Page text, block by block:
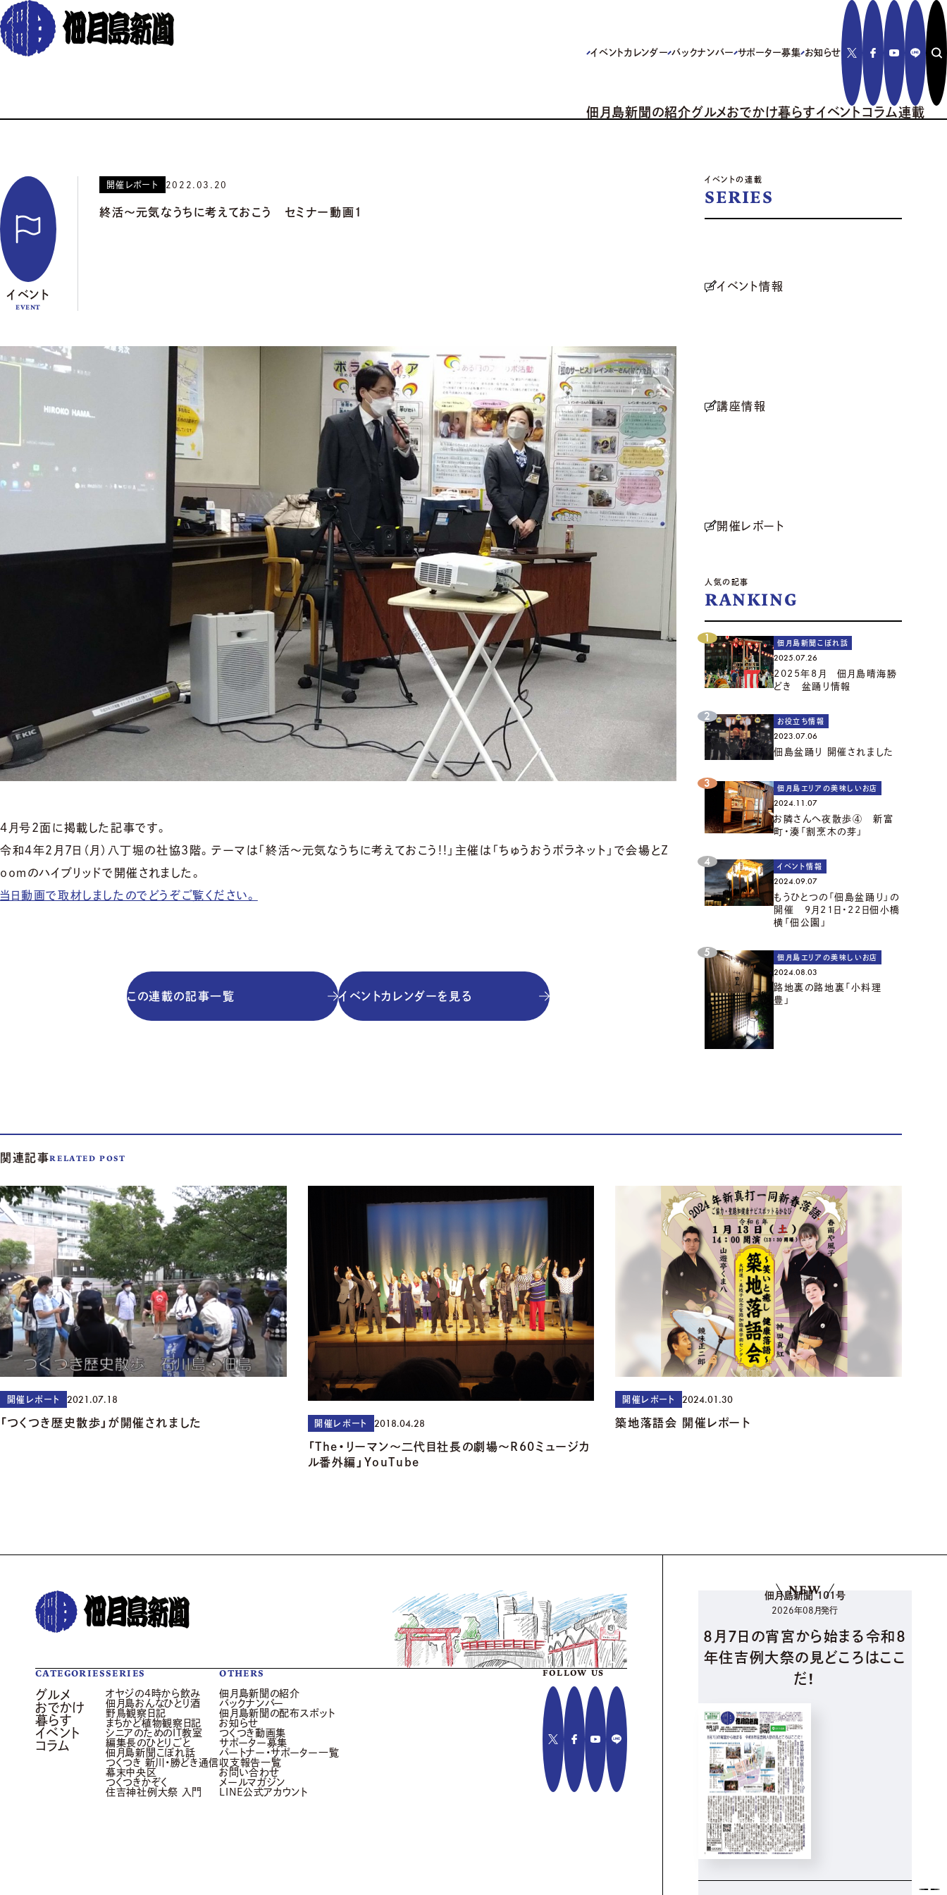
佃月島新聞の紹介グルメおでかけ暮らすイベント コラム連載
イベントカレンダー バックナンバー サポーター募集 お知らせ
開催レポート 2022.03.20
終活～元気なうちに考えておこう セミナー動画１
イベント
EVENT
4月号2面に掲載した記事です。
令和４年２月７日（月）八丁堀の社協３階。テーマは「終活～元気なうちに考えておこう!!」主催は「ちゅうおうボラネット」で会場とＺ
ｏｏｍのハイブリッドで開催されました。
当日動画で取材しましたのでどうぞご覧ください。
この連載の記事一覧 イベントカレンダーを見る
イベントの連載
SERIES
イベント情報
講座情報
開催レポート
人気の記事
RANKING
佃月島新聞こぼれ話
2025.07.26
2025年8月 佃月島晴海勝
どき 盆踊り情報
お役立ち情報
2023.07.06
佃島盆踊り 開催されました
佃月島エリアの美味しいお店
2024.11.07
お隣さんへ夜散歩④ 新富
町・湊「割烹木の芽」
イベント情報
2024.09.07
もうひとつの「佃島盆踊り」の
開催 9月21日・22日佃小橋
横「佃公園」
佃月島エリアの美味しいお店
2024.08.03
路地裏の路地裏「小料理
豊」
関連記事RELATED POST
開催レポート 2021.07.18
「つくつき歴史散歩」が開催されました 開催レポート 2018.04.28
「The・リーマン～二代目社長の劇場～R60ミュージカ
ル番外編」YouTube
開催レポート 2024.01.30
築地落語会 開催レポート
CATEGORIES
グルメ
おでかけ
暮らす
イベント
コラム
SERIES
オヤジの4時から飲み
佃月島おんなひとり酒
野鳥観察日記
まちかど植物観察日記
シニアのためのIT教室
編集長のひとりごと
佃月島新聞こぼれ話
つくつき 新川・勝どき通信
幕末中央区
つくつきかぞく
住吉神社例大祭 入門
OTHERS
佃月島新聞の紹介
バックナンバー
佃月島新聞の配布スポット
お知らせ
つくつき動画集
サポーター募集
パートナー・サポーター一覧
収支報告一覧
お問い合わせ
メールマガジン
LINE公式アカウント
FOLLOW US
NEW
佃月島新聞 101号
2026年08月発行
8月7日の宵宮から始まる令和8
年住吉例大祭の見どころはここ
だ！